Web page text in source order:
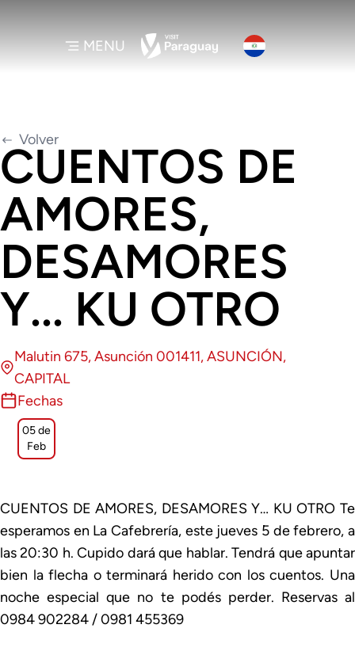
MENU
Volver
CUENTOS DE
AMORES,
DESAMORES
Y... KU OTRO
Malutin 675, Asunción 001411, ASUNCIÓN,
CAPITAL
Fechas
05 de
Feb
CUENTOS DE AMORES, DESAMORES Y… KU OTRO Te
esperamos en La Cafebrería, este jueves 5 de febrero, a
las 20:30 h. Cupido dará que hablar. Tendrá que apuntar
bien la flecha o terminará herido con los cuentos. Una
noche especial que no te podés perder. Reservas al
0984 902284 / 0981 455369